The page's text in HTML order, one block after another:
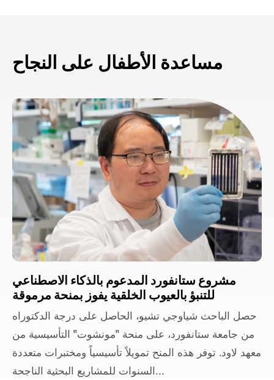
مساعدة الأطفال على النجاح
مشروع ستانفورد المدعوم بالذكاء الاصطناعي
للتنبؤ بالعيوب الخلقية يفوز بمنحة مرموقة
حصل الباحث شياوجي تشيو، الحاصل على درجة الدكتوراه
من جامعة ستانفورد، على منحة "مونشوت" التأسيسية من
معهد لاود. توفر هذه المنح تمويلاً تأسيسياً ومختبرات متعددة
السنوات للمشاريع البحثية الناجحة...